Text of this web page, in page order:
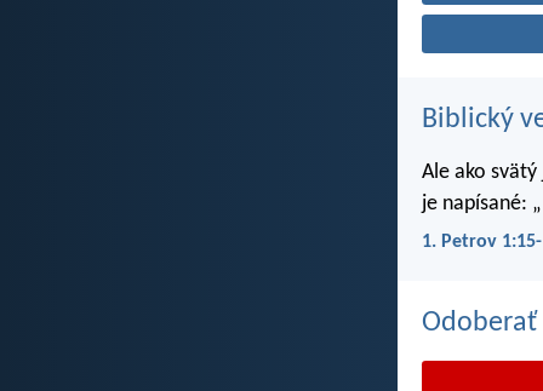
Biblický
Ale ako
je napísané:
1. Petrov
Odoberať